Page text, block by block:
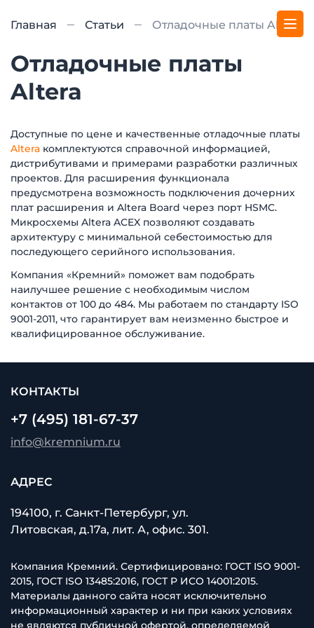
Главная Статьи Отладочные платы Altera
Отладочные платы
Altera
Доступные по цене и качественные отладочные платы
Altera комплектуются справочной информацией,
дистрибутивами и примерами разработки различных
проектов. Для расширения функционала
предусмотрена возможность подключения дочерних
плат расширения и Altera Board через порт HSMC.
Микросхемы Altera ACEX позволяют создавать
архитектуру с минимальной себестоимостью для
последующего серийного использования.
Компания «Кремний» поможет вам подобрать
наилучшее решение с необходимым числом
контактов от 100 до 484. Мы работаем по стандарту ISO
9001-2011, что гарантирует вам неизменно быстрое и
квалифицированное обслуживание.
КОНТАКТЫ
+7 (495) 181-67-37
info@kremnium.ru
АДРЕС
194100, г. Санкт-Петербург, ул.
Литовская, д.17а, лит. А, офис. 301.
Компания Кремний. Сертифицировано: ГОСТ ISO 9001-
2015, ГОСТ ISO 13485:2016, ГОСТ Р ИСО 14001:2015.
Материалы данного сайта носят исключительно
информационный характер и ни при каких условиях
не являются публичной офертой, определяемой